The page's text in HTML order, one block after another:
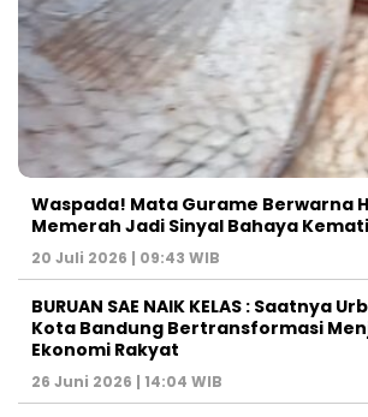
Waspada! Mata Gurame Berwarna
Memerah Jadi Sinyal Bahaya
20 Juli 2026 | 09:43 WIB
BURUAN SAE NAIK KELAS : Saatnya
Kota Bandung Bertransformasi
Ekonomi Rakyat
26 Juni 2026 | 14:04 WIB